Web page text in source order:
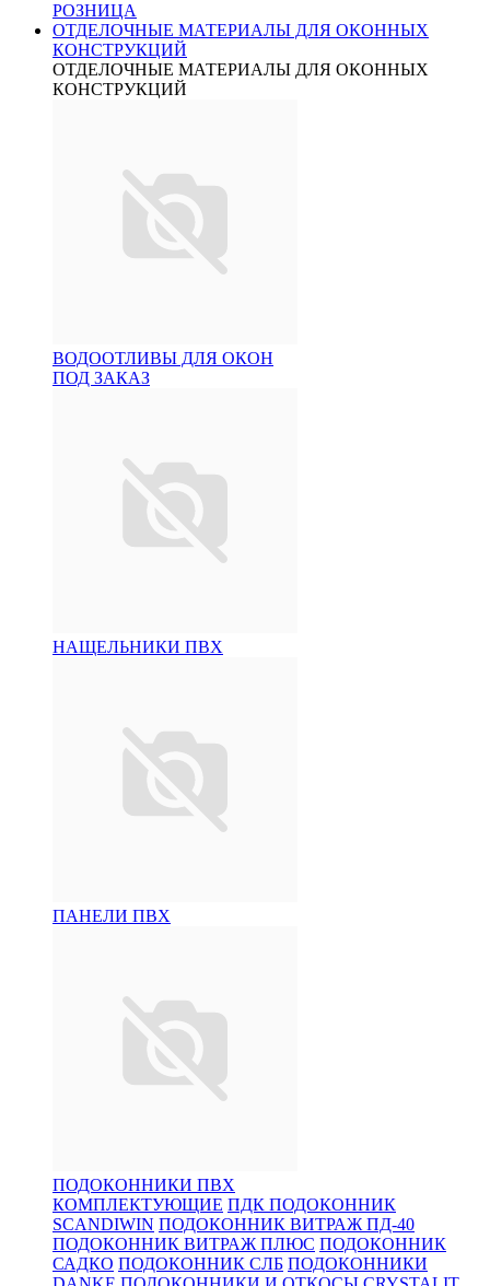
РОЗНИЦА
ОТДЕЛОЧНЫЕ МАТЕРИАЛЫ ДЛЯ ОКОННЫХ
КОНСТРУКЦИЙ
ОТДЕЛОЧНЫЕ МАТЕРИАЛЫ ДЛЯ ОКОННЫХ
КОНСТРУКЦИЙ
ВОДООТЛИВЫ ДЛЯ ОКОН
ПОД ЗАКАЗ
НАЩЕЛЬНИКИ ПВХ
ПАНЕЛИ ПВХ
ПОДОКОННИКИ ПВХ
КОМПЛЕКТУЮЩИЕ ПДК ПОДОКОННИК
SCANDIWIN ПОДОКОННИК ВИТРАЖ ПД-40
ПОДОКОННИК ВИТРАЖ ПЛЮС ПОДОКОННИК
САДКО ПОДОКОННИК СЛБ ПОДОКОННИКИ